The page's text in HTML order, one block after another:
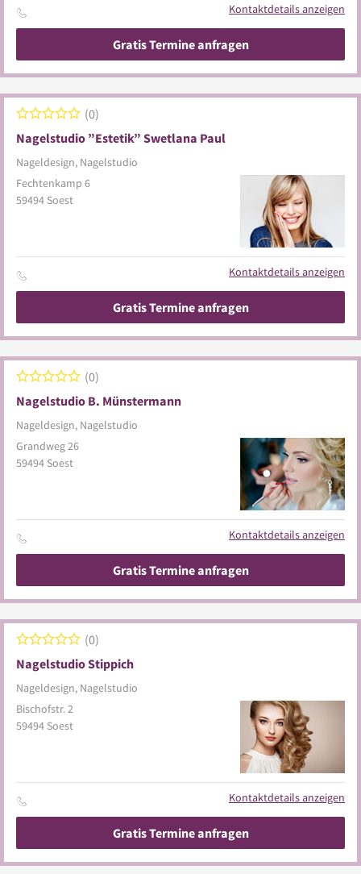
Kontaktdetails anzeigen
Gratis Termine anfragen
Nagelstudio ”Estetik” Swetlana Paul
Nageldesign, Nagelstudio
0
Fechtenkamp 6
59494 Soest
Kontaktdetails anzeigen
Gratis Termine anfragen
Nagelstudio B. Münstermann
Nageldesign, Nagelstudio
0
Grandweg 26
59494 Soest
Kontaktdetails anzeigen
Gratis Termine anfragen
Nagelstudio Stippich
Nageldesign, Nagelstudio
0
Bischofstr. 2
59494 Soest
Kontaktdetails anzeigen
Gratis Termine anfragen